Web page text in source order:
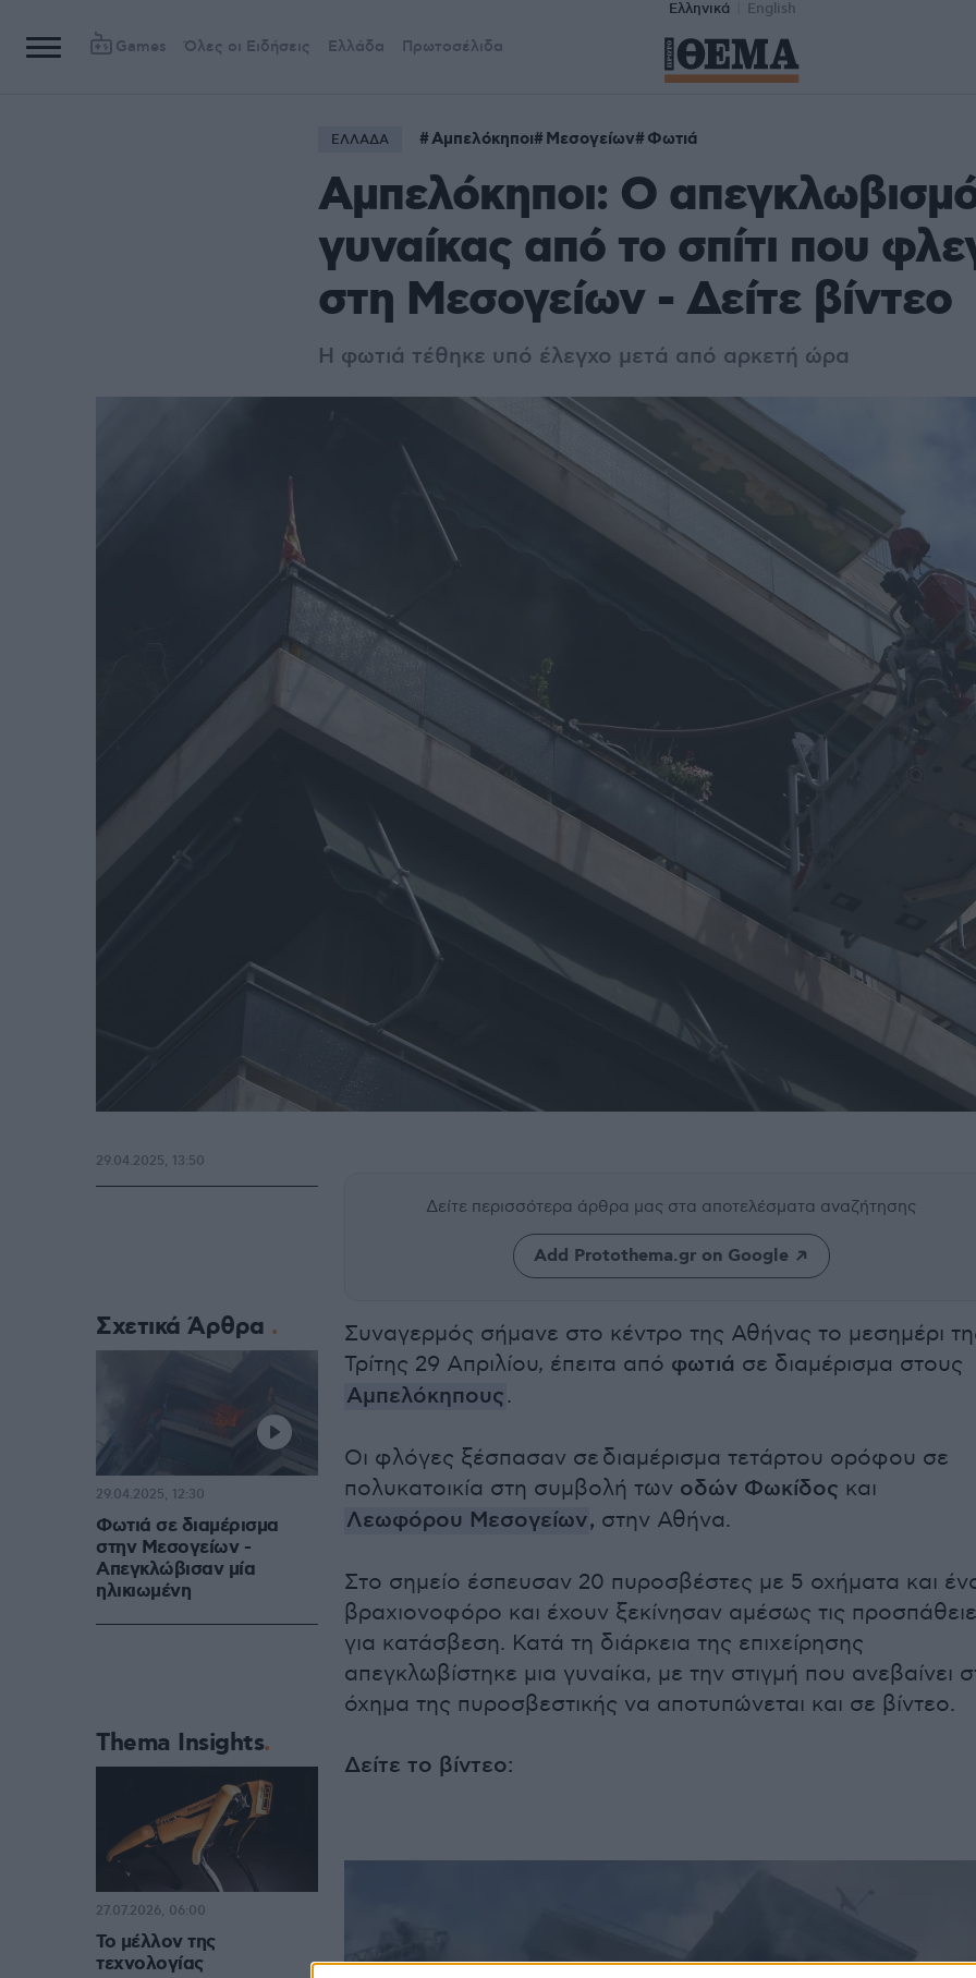
Ελληνικά English
Games Όλες οι Ειδήσεις Ελλάδα Πρωτοσέλιδα
ΕΛΛΑΔΑ Αμπελόκηποι Μεσογείων Φωτιά
Αμπελόκηποι: Ο
γυναίκας από το σπίτι που
στη Μεσογείων - Δείτε βίντεο
Η φωτιά τέθηκε υπό έλεγχο μετά από αρκετή ώρα
Δείτε περισσότερα άρθρα μας στα αποτελέσματα αναζήτησης
Add Protothema.gr on Google
Συναγερμός σήμανε στο κέντρο της Αθήνας το μεσημέρι
Τρίτης 29 Απριλίου, έπειτα από φωτιά σε διαμέρισμα στους
Αμπελόκηπους.
Οι φλόγες ξέσπασαν σε διαμέρισμα τετάρτου ορόφου σε
πολυκατοικία στη συμβολή των οδών Φωκίδος και
Λεωφόρου Μεσογείων, στην Αθήνα.
Στο σημείο έσπευσαν 20 πυροσβέστες με 5 οχήματα και
βραχιονοφόρο και έχουν ξεκίνησαν αμέσως τις
για κατάσβεση. Κατά τη διάρκεια της επιχείρησης
απεγκλωβίστηκε μια γυναίκα, με την στιγμή που ανεβαίνει
όχημα της πυροσβεστικής να αποτυπώνεται και σε βίντεο.
Δείτε το βίντεο:
29.04.2025, 13:50
Σχετικά Άρθρα
Φωτιά σε διαμέρισμα
στην Μεσογείων -
Απεγκλώβισαν μία
ηλικιωμένη
29.04.2025, 12:30
Thema Insights
Το μέλλον της
τεχνολογίας
27.07.2026, 06:00